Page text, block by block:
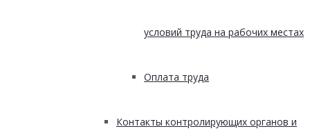
условий труда на рабочих местах
Оплата труда
Контакты контролирующих органов и